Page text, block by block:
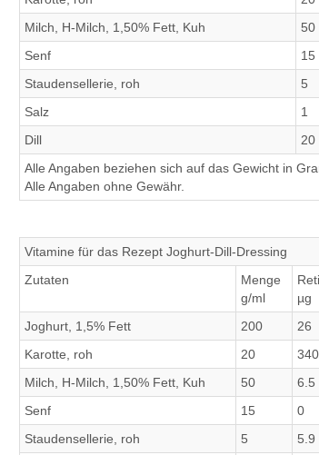
Milch, H-Milch, 1,50% Fett, Kuh
50
Senf
15
Staudensellerie, roh
5
Salz
1
Dill
20
Alle Angaben beziehen sich auf das Gewicht in
Alle Angaben ohne Gewähr.
Vitamine für das Rezept Joghurt-Dill-Dressing
Zutaten
Menge
g/ml
µg
Joghurt, 1,5% Fett
200 26
Karotte, roh
20 340
Milch, H-Milch, 1,50% Fett, Kuh
50 6.5
Senf
15 0
Staudensellerie, roh
5 5.9